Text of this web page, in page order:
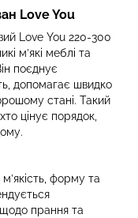
Love You
Love You 220-300
м’які меблі та
поєднує
допомагає швидко
стані. Такий
цінує порядок,
форму та
прання та